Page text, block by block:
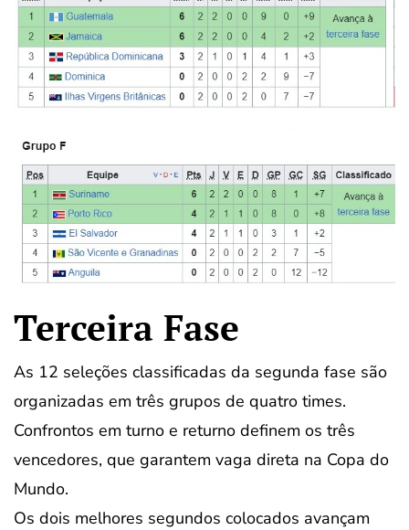
Terceira Fase
As 12 seleções classificadas da segunda fase são
organizadas em três grupos de quatro times.
Confrontos em turno e returno definem os três
vencedores, que garantem vaga direta na Copa do
Mundo.
Os dois melhores segundos colocados avançam